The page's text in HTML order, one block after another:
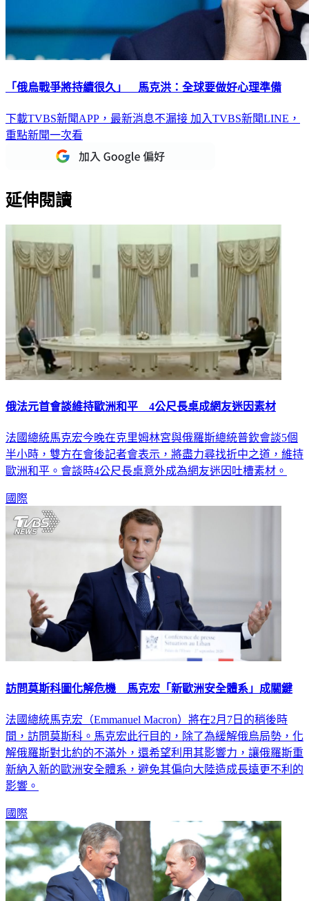
「俄烏戰爭將持續很久」 馬克洪：全球要做好心理準備
下載TVBS新聞APP，最新消息不漏接 加入TVBS新聞LINE，
重點新聞一次看
延伸閱讀
俄法元首會談維持歐洲和平 4公尺長桌成網友迷因素材
法國總統馬克宏今晚在克里姆林宮與俄羅斯總統普欽會談5個
半小時，雙方在會後記者會表示，將盡力尋找折中之道，維持
歐洲和平。會談時4公尺長桌意外成為網友迷因吐槽素材。
國際
訪問莫斯科圖化解危機 馬克宏「新歐洲安全體系」成關鍵
法國總統馬克宏（Emmanuel Macron）將在2月7日的稍後時
間，訪問莫斯科。馬克宏此行目的，除了為緩解俄烏局勢，化
解俄羅斯對北約的不滿外，還希望利用其影響力，讓俄羅斯重
新納入新的歐洲安全體系，避免其偏向大陸造成長遠更不利的
影響。
國際